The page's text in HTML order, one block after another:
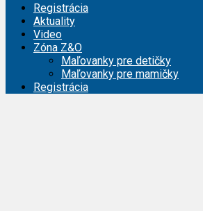
Registrácia
Aktuality
Video
Zóna Z&O
Maľovanky pre detičky
Maľovanky pre mamičky
Registrácia